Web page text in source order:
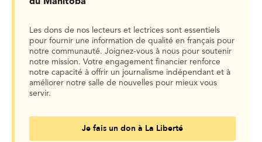
du Manitoba
Les dons de nos lecteurs et lectrices sont essentiels
pour fournir une information de qualité en français pour
notre communauté. Joignez-vous à nous pour soutenir
notre mission. Votre engagement financier renforce
notre capacité à offrir un journalisme indépendant et à
améliorer notre salle de nouvelles pour mieux vous
servir.
Je fais un don à La Liberté